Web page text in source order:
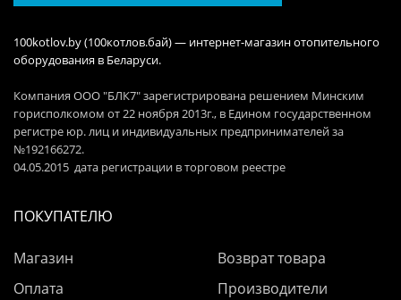
100kotlov.by (100котлов.бай) — интернет-магазин отопительного
оборудования в Беларуси.
Компания ООО "БЛК7" зарегистрирована решением Минским
горисполкомом от 22 ноября 2013г., в Едином государственном
регистре юр. лиц и индивидуальных предпринимателей за
№192166272.
04.05.2015 дата регистрации в торговом реестре
ПОКУПАТЕЛЮ
Магазин
Оплата
Возврат товара
Производители